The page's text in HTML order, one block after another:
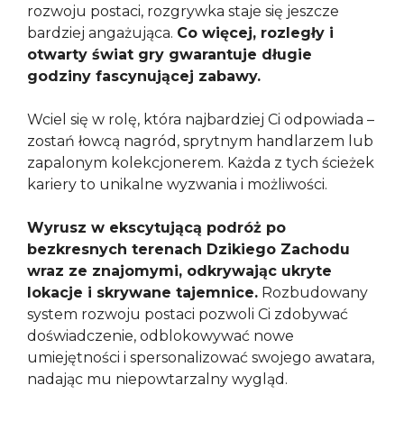
rozwoju postaci, rozgrywka staje się jeszcze
bardziej angażująca. Co więcej, rozległy i
otwarty świat gry gwarantuje długie
godziny fascynującej zabawy.
Wciel się w rolę, która najbardziej Ci odpowiada –
zostań łowcą nagród, sprytnym handlarzem lub
zapalonym kolekcjonerem. Każda z tych ścieżek
kariery to unikalne wyzwania i możliwości.
Wyrusz w ekscytującą podróż po
bezkresnych terenach Dzikiego Zachodu
wraz ze znajomymi, odkrywając ukryte
lokacje i skrywane tajemnice. Rozbudowany
system rozwoju postaci pozwoli Ci zdobywać
doświadczenie, odblokowywać nowe
umiejętności i spersonalizować swojego awatara,
nadając mu niepowtarzalny wygląd.